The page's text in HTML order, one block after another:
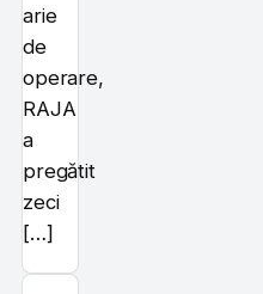
arie
de
operare,
RAJA
a
pregătit
zeci
[…]